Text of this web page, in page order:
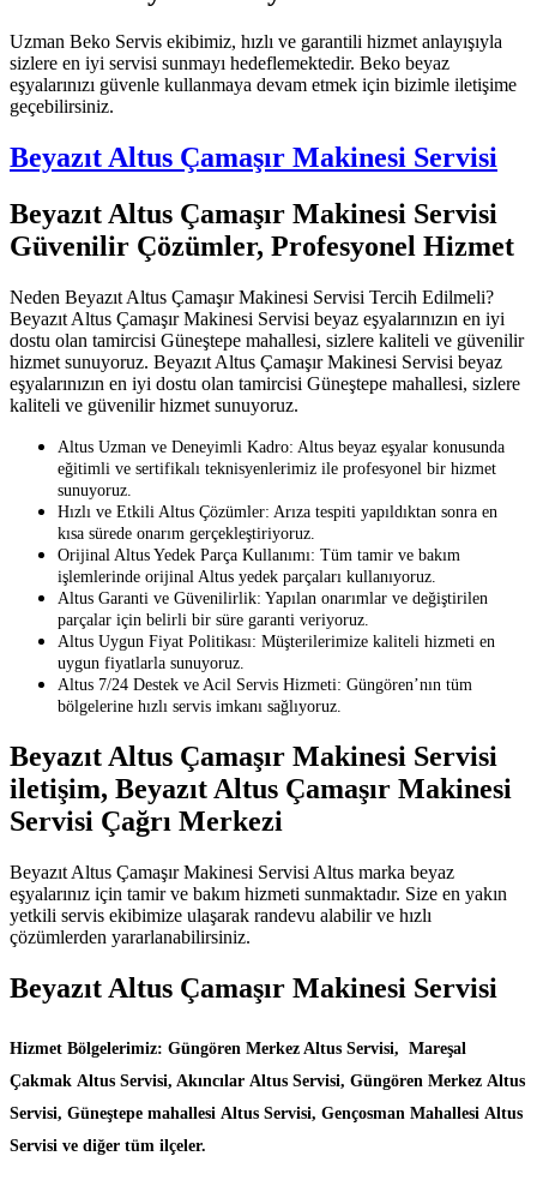
Uzman Beko Servis ekibimiz, hızlı ve garantili hizmet anlayışıyla
sizlere en iyi servisi sunmayı hedeflemektedir. Beko beyaz
eşyalarınızı güvenle kullanmaya devam etmek için bizimle iletişime
geçebilirsiniz.
Beyazıt Altus Çamaşır Makinesi Servisi
Beyazıt Altus Çamaşır Makinesi Servisi
Güvenilir Çözümler, Profesyonel Hizmet
Neden Beyazıt Altus Çamaşır Makinesi Servisi Tercih Edilmeli?
Beyazıt Altus Çamaşır Makinesi Servisi beyaz eşyalarınızın en iyi
dostu olan tamircisi Güneştepe mahallesi, sizlere kaliteli ve güvenilir
hizmet sunuyoruz. Beyazıt Altus Çamaşır Makinesi Servisi beyaz
eşyalarınızın en iyi dostu olan tamircisi Güneştepe mahallesi, sizlere
kaliteli ve güvenilir hizmet sunuyoruz.
Altus Uzman ve Deneyimli Kadro: Altus beyaz eşyalar konusunda
eğitimli ve sertifikalı teknisyenlerimiz ile profesyonel bir hizmet
sunuyoruz.
Hızlı ve Etkili Altus Çözümler: Arıza tespiti yapıldıktan sonra en
kısa sürede onarım gerçekleştiriyoruz.
Orijinal Altus Yedek Parça Kullanımı: Tüm tamir ve bakım
işlemlerinde orijinal Altus yedek parçaları kullanıyoruz.
Altus Garanti ve Güvenilirlik: Yapılan onarımlar ve değiştirilen
parçalar için belirli bir süre garanti veriyoruz.
Altus Uygun Fiyat Politikası: Müşterilerimize kaliteli hizmeti en
uygun fiyatlarla sunuyoruz.
Altus 7/24 Destek ve Acil Servis Hizmeti: Güngören’nın tüm
bölgelerine hızlı servis imkanı sağlıyoruz.
Beyazıt Altus Çamaşır Makinesi Servisi
iletişim, Beyazıt Altus Çamaşır Makinesi
Servisi Çağrı Merkezi
Beyazıt Altus Çamaşır Makinesi Servisi Altus marka beyaz
eşyalarınız için tamir ve bakım hizmeti sunmaktadır. Size en yakın
yetkili servis ekibimize ulaşarak randevu alabilir ve hızlı
çözümlerden yararlanabilirsiniz.
Beyazıt Altus Çamaşır Makinesi Servisi
Hizmet Bölgelerimiz: Güngören Merkez Altus Servisi, Mareşal
Çakmak Altus Servisi, Akıncılar Altus Servisi, Güngören Merkez Altus
Servisi, Güneştepe mahallesi Altus Servisi, Gençosman Mahallesi Altus
Servisi ve diğer tüm ilçeler.